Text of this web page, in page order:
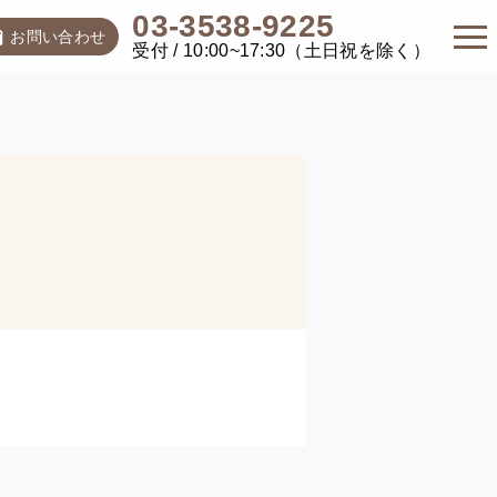
お問い合わせ 03-3538-9225
受付 / 10:00~17:30（土日祝を除く）